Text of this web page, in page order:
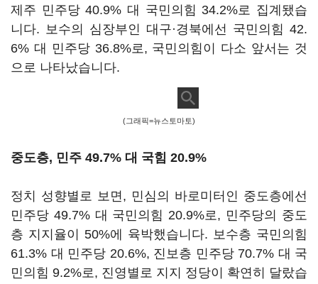
제주 민주당 40.9% 대 국민의힘 34.2%로 집계됐습
니다. 보수의 심장부인 대구·경북에선 국민의힘 42.
6% 대 민주당 36.8%로, 국민의힘이 다소 앞서는 것
으로 나타났습니다.
(그래픽=뉴스토마토)
중도층, 민주 49.7% 대 국힘 20.9%
정치 성향별로 보면, 민심의 바로미터인 중도층에선
민주당 49.7% 대 국민의힘 20.9%로, 민주당의 중도
층 지지율이 50%에 육박했습니다. 보수층 국민의힘
61.3% 대 민주당 20.6%, 진보층 민주당 70.7% 대 국
민의힘 9.2%로, 진영별로 지지 정당이 확연히 달랐습